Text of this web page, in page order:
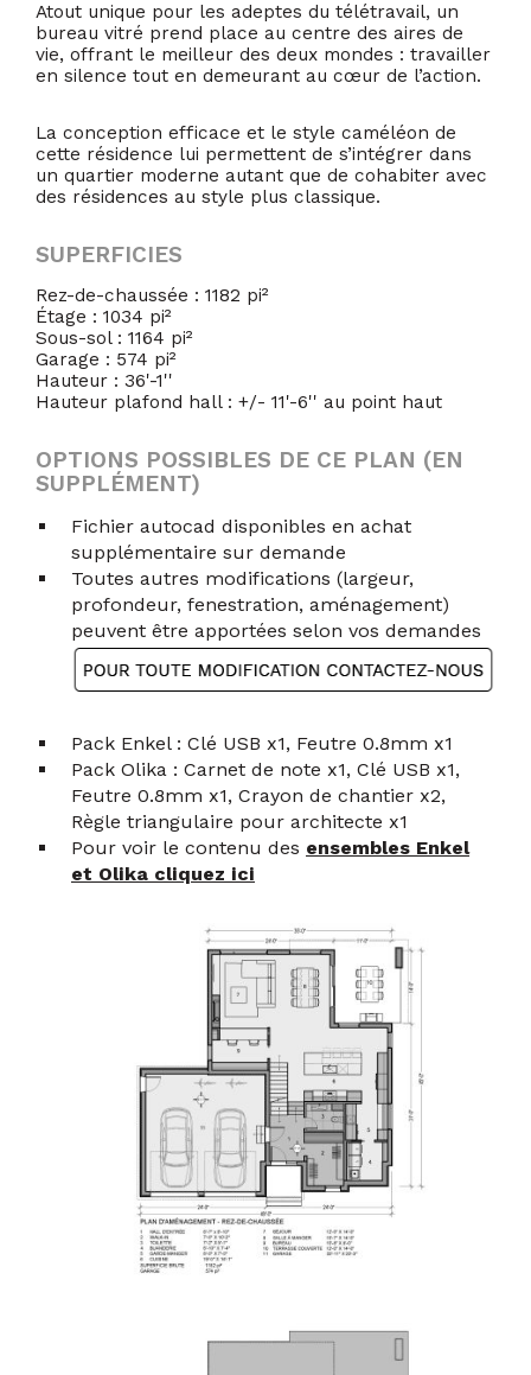
Atout unique pour les adeptes du télétravail, un
bureau vitré prend place au centre des aires de
vie, offrant le meilleur des deux mondes : travailler
en silence tout en demeurant au cœur de l’action.
La conception efficace et le style caméléon de
cette résidence lui permettent de s’intégrer dans
un quartier moderne autant que de cohabiter avec
des résidences au style plus classique.
SUPERFICIES
Rez-de-chaussée : 1182 pi²
Étage : 1034 pi²
Sous-sol : 1164 pi²
Garage : 574 pi²
Hauteur : 36'-1''
Hauteur plafond hall : +/- 11'-6'' au point haut
OPTIONS POSSIBLES DE CE PLAN (EN
SUPPLÉMENT)
Fichier autocad disponibles en achat
supplémentaire sur demande
Toutes autres modifications (largeur,
profondeur, fenestration, aménagement)
peuvent être apportées selon vos demandes
Pack Enkel : Clé USB x1, Feutre 0.8mm x1
Pack Olika : Carnet de note x1, Clé USB x1,
Feutre 0.8mm x1, Crayon de chantier x2,
Règle triangulaire pour architecte x1
Pour voir le contenu des ensembles Enkel
et Olika cliquez ici